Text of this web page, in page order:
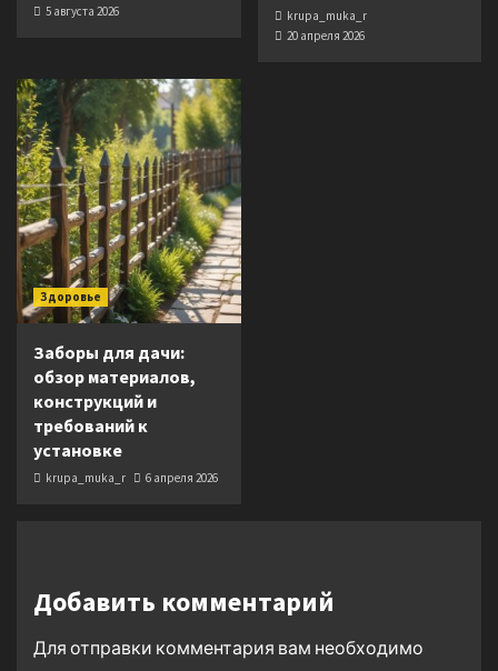
5 августа 2026
krupa_muka_r
20 апреля 2026
Здоровье
Заборы для дачи:
обзор материалов,
конструкций и
требований к
установке
krupa_muka_r 6 апреля 2026
Добавить комментарий
Для отправки комментария вам необходимо